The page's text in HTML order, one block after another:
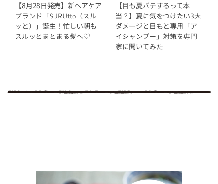
【8月28日発売】新ヘアケア
ブランド「SURUtto（スル
ッと）」誕生！忙しい朝も
スルッとまとまる髪へ♡
【目も夏バテするって本
当？】夏に気をつけたい3大
ダメージと目もと専用「ア
イシャンプー」対策を専門
家に聞いてみた